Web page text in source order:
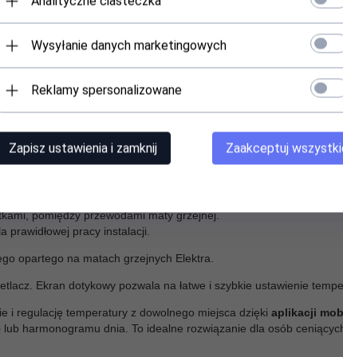
temperatury,
termostatu,
— Elektra MD 160 + regulator temperatury
termostat (sprzedawany osobno)
. Termostat nie tylko pozwala
przed przegrzaniem. Dzięki niemu można precyzyjnie
zestaw.
pomiędzy przewodami maty grzejnej.
prawidłowej pracy instalacji.
opartego na matach grzejnych Elektra.
Ekran dotykowy pozwala na łatwe i szybkie ustawienie
i regulację temperatury z dowolnego miejsca dzięki aplikacji
harmonogramu dnia. To idealne rozwiązanie dla osób
Wysyłanie danych marketingowych
Reklamy spersonalizowane
Zapisz ustawienia i zamknij Zaakceptuj